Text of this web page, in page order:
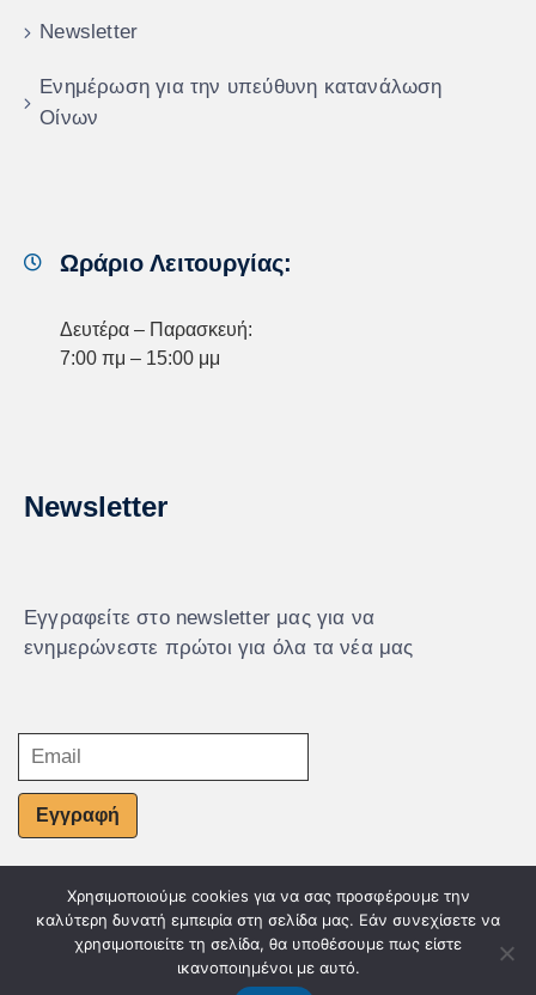
Newsletter
Ενημέρωση για την υπεύθυνη κατανάλωση
Οίνων
Ωράριο Λειτουργίας:
Δευτέρα – Παρασκευή:
7:00 πμ – 15:00 μμ
Newsletter
Εγγραφείτε στο newsletter μας για να
ενημερώνεστε πρώτοι για όλα τα νέα μας
Εγγραφή
© Powered by Knowledge AE
Χρησιμοποιούμε cookies για να σας προσφέρουμε την
καλύτερη δυνατή εμπειρία στη σελίδα μας. Εάν συνεχίσετε να
χρησιμοποιείτε τη σελίδα, θα υποθέσουμε πως είστε
ικανοποιημένοι με αυτό.